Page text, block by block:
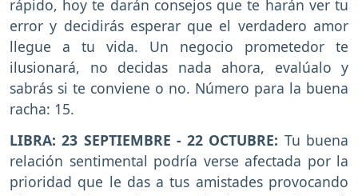
rápido, hoy te darán consejos que te harán ver tu
error y decidirás esperar que el verdadero amor
llegue a tu vida. Un negocio prometedor te
ilusionará, no decidas nada ahora, evalúalo y
sabrás si te conviene o no. Número para la buena
racha: 15.
LIBRA: 23 SEPTIEMBRE - 22 OCTUBRE: Tu buena
relación sentimental podría verse afectada por la
prioridad que le das a tus amistades provocando